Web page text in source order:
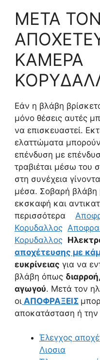
ΜΕΤΑ
ΚΑΜΕΡΑ
Εάν η βλάβη
μόνο θέσεις αυτές
να επισκευαστεί.
ελαττώματα
επένδυση με
τραβιέται μέσω
στη συνέχεια
μέσα. Σοβαρή βλάβη
εκσκαφή και
περισσότερα
Κορυδαλλος
Κορυδαλλος
αποχέτευσης με
ευκρίνειας για να
βλάβη όπως
αγωγού. Μετά τον
οι ΑΠΟΦΡΑΞΕΙΣ
αποκατάσταση ή
Έλεγχος
Λιοσια